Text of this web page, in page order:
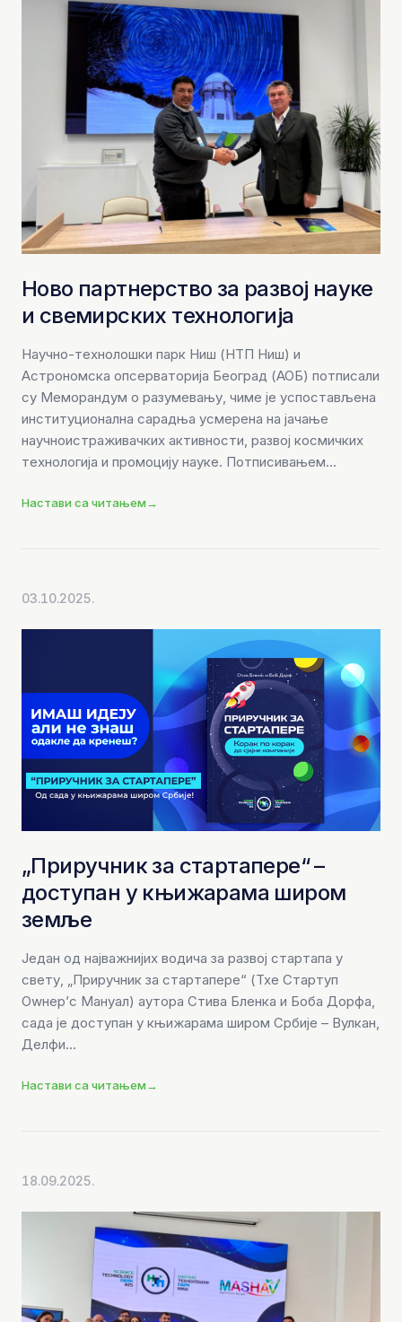
Ново партнерство за развој науке
и свемирских технологија
Научно-технолошки парк Ниш (НТП Ниш) и
Астрономска опсерваторија Београд (АОБ) потписали
су Меморандум о разумевању, чиме је успостављена
институционална сарадња усмерена на јачање
научноистраживачких активности, развој космичких
технологија и промоцију науке. Потписивањем...
Настави са читањем→
03.10.2025.
„Приручник за стартапере“ –
доступан у књижарама широм
земље
Један од најважнијих водича за развој стартапа у
свету, „Приручник за стартапере“ (Тхе Стартуп
Оwнер’с Мануал) аутора Стива Бленка и Боба Дорфа,
сада је доступан у књижарама широм Србије – Вулкан,
Делфи...
Настави са читањем→
18.09.2025.